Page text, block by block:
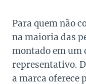
Para quem não
na maioria das
montado em um
representativo.
a marca oferece